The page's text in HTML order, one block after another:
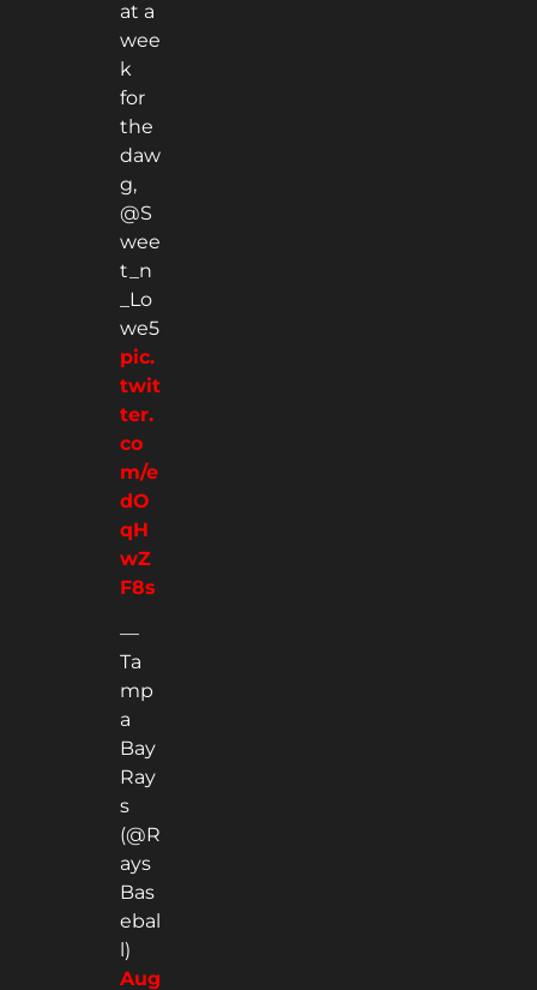
at a
wee
k
for
the
daw
g,
@S
wee
t_n
_Lo
we5
pic.
twit
ter.
co
m/e
dO
qH
wZ
F8s
—
Ta
mp
a
Bay
Ray
s
(@R
ays
Bas
ebal
l)
Aug